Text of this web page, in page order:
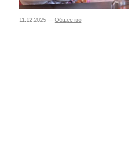
11.12.2025 — Общество